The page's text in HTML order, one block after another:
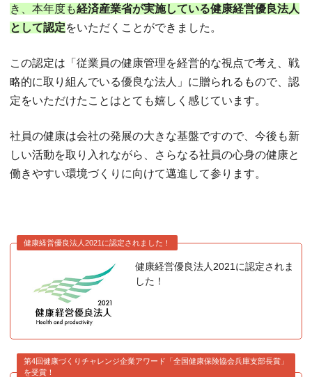
き、本年度も経済産業省が実施している健康経営優良法人
として認定をいただくことができました。
この認定は「従業員の健康管理を経営的な視点で考え、戦
略的に取り組んでいる優良な法人」に贈られるもので、認
定をいただけたことはとても嬉しく感じています。
社員の健康は会社の発展の大きな基盤ですので、今後も新
しい活動を取り入れながら、さらなる社員の心身の健康と
働きやすい環境づくりに向けて邁進して参ります。
健康経営優良法人2021に認定されました！
健康経営優良法人2021に認定されま
した！
第4回健康づくりチャレンジ企業アワード「全国健康保険協会兵庫支部長賞」
を受賞！